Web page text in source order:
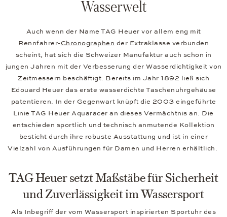
Wasserwelt
Auch wenn der Name TAG Heuer vor allem eng mit
Rennfahrer-Chronographen der Extraklasse verbunden
scheint, hat sich die Schweizer Manufaktur auch schon in
jungen Jahren mit der Verbesserung der Wasserdichtigkeit von
Zeitmessern beschäftigt. Bereits im Jahr 1892 ließ sich
Edouard Heuer das erste wasserdichte Taschenuhrgehäuse
patentieren. In der Gegenwart knüpft die 2003 eingeführte
Linie TAG Heuer Aquaracer an dieses Vermächtnis an. Die
entschieden sportlich und technisch anmutende Kollektion
besticht durch ihre robuste Ausstattung und ist in einer
Vielzahl von Ausführungen für Damen und Herren erhältlich.
TAG Heuer setzt Maßstäbe für Sicherheit
und Zuverlässigkeit im Wassersport
Als Inbegriff der vom Wassersport inspirierten Sportuhr des